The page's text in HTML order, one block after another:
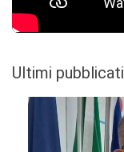
Ultimi pubblicati